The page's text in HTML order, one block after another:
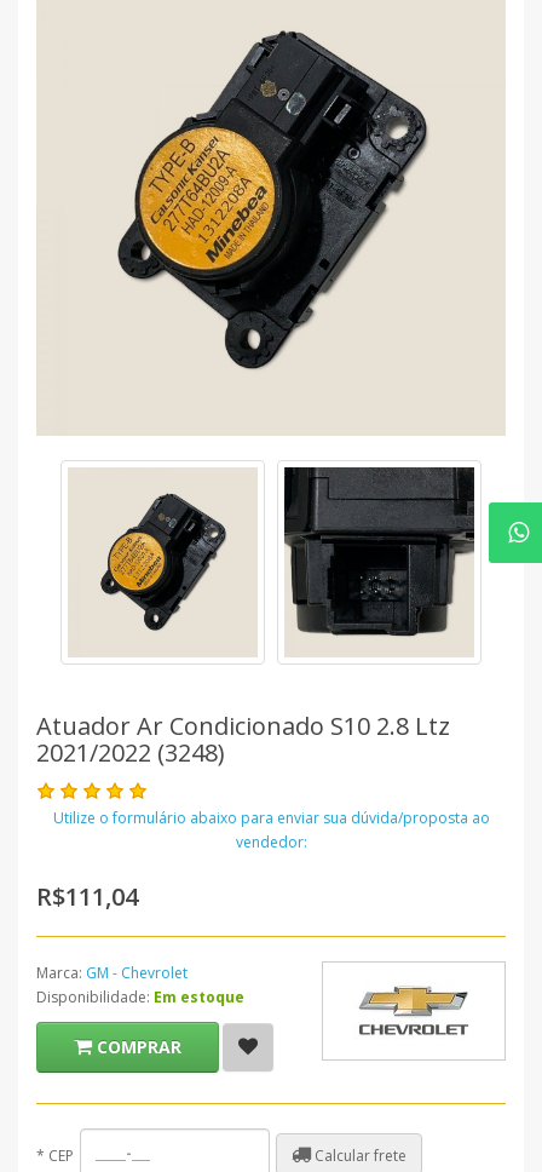
Atuador Ar Condicionado S10 2.8 Ltz
2021/2022 (3248)
Utilize o formulário abaixo para enviar sua dúvida/proposta ao
vendedor:
R$111,04
Marca: GM - Chevrolet
Disponibilidade: Em estoque
COMPRAR
* CEP Calcular frete